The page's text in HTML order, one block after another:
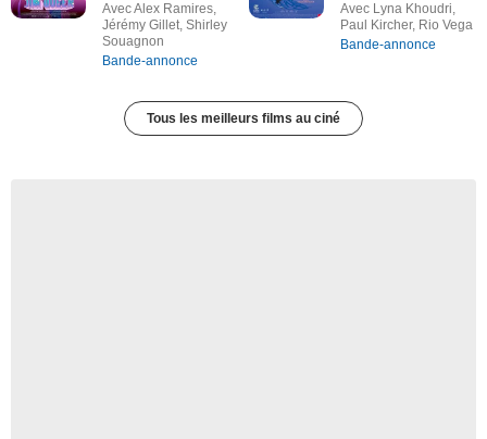
Avec Alex Ramires,
Jérémy Gillet, Shirley
Souagnon
Bande-annonce
Avec Lyna Khoudri,
Paul Kircher, Rio Vega
Bande-annonce
Tous les meilleurs films au ciné